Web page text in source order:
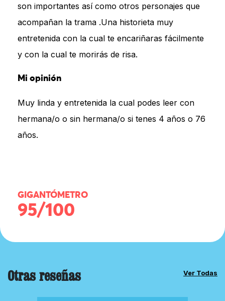
son importantes así como otros personajes que
acompañan la trama .Una historieta muy
entretenida con la cual te encariñaras fácilmente
y con la cual te morirás de risa.
Mi opinión
Muy linda y entretenida la cual podes leer con
hermana/o o sin hermana/o si tenes 4 años o 76
años.
GIGANTÓMETRO
95/100
Otras reseñas Ver Todas